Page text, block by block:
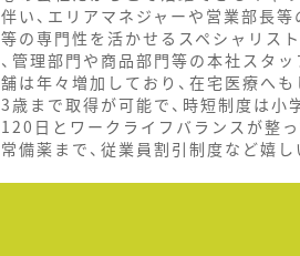
い、エリアマネジャーや営業部長等
の専門性を活かせるスペシャリスト
管理部門や商品部門等の本社スタッ
は年々増加しており、在宅医療へも
まで取得が可能で、時短制度は小
日とワークライフバランスが整っ
備薬まで、従業員割引制度など嬉し